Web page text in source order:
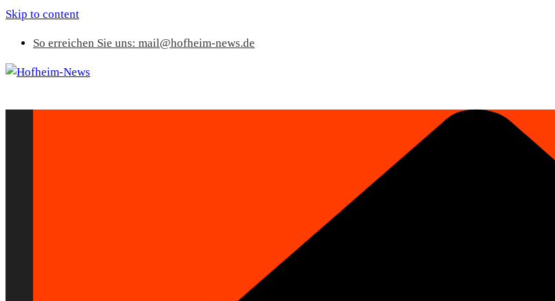
Skip to content
So erreichen Sie uns: mail@hofheim-news.de